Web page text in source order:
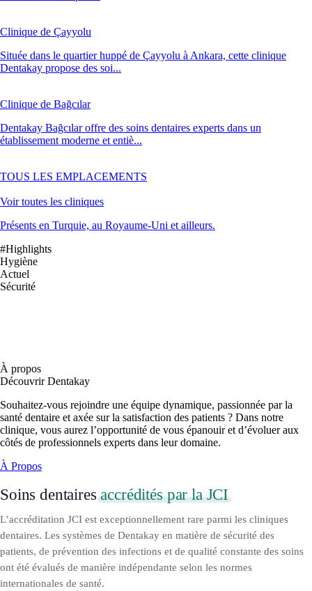
Clinique de Çayyolu
Située dans le quartier huppé de Çayyolu à Ankara, cette clinique
Dentakay propose des soi...
Clinique de Bağcılar
Dentakay Bağcılar offre des soins dentaires experts dans un
établissement moderne et entiè...
TOUS LES EMPLACEMENTS
Voir toutes les cliniques
Présents en Turquie, au Royaume-Uni et ailleurs.
#Highlights
Hygiène
Actuel
Sécurité
À propos
Découvrir Dentakay
Souhaitez-vous rejoindre une équipe dynamique, passionnée par la
santé dentaire et axée sur la satisfaction des patients ? Dans notre
clinique, vous aurez l’opportunité de vous épanouir et d’évoluer aux
côtés de professionnels experts dans leur domaine.
À Propos
Soins dentairesaccrédités par la JCI
L’accréditation JCI est exceptionnellement rare parmi les cliniques
dentaires. Les systèmes de Dentakay en matière de sécurité des
patients, de prévention des infections et de qualité constante des soins
ont été évalués de manière indépendante selon les normes
internationales de santé.